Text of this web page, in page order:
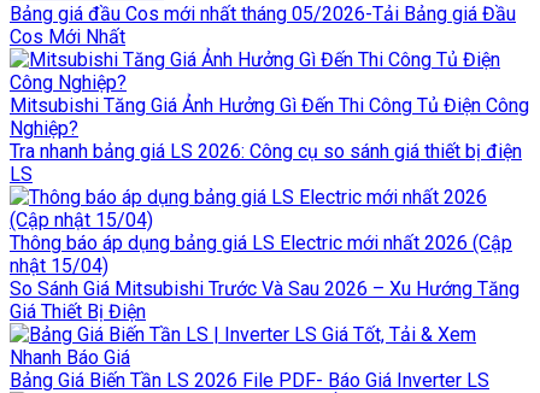
Bảng giá đầu Cos mới nhất tháng 05/2026-Tải Bảng giá Đầu
Cos Mới Nhất
Mitsubishi Tăng Giá Ảnh Hưởng Gì Đến Thi Công Tủ Điện Công
Nghiệp?
Tra nhanh bảng giá LS 2026: Công cụ so sánh giá thiết bị điện
LS
Thông báo áp dụng bảng giá LS Electric mới nhất 2026 (Cập
nhật 15/04)
So Sánh Giá Mitsubishi Trước Và Sau 2026 – Xu Hướng Tăng
Giá Thiết Bị Điện
Bảng Giá Biến Tần LS 2026 File PDF- Báo Giá Inverter LS